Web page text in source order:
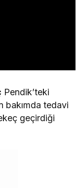
Pendik’teki
bakımda tedavi
geçirdiği